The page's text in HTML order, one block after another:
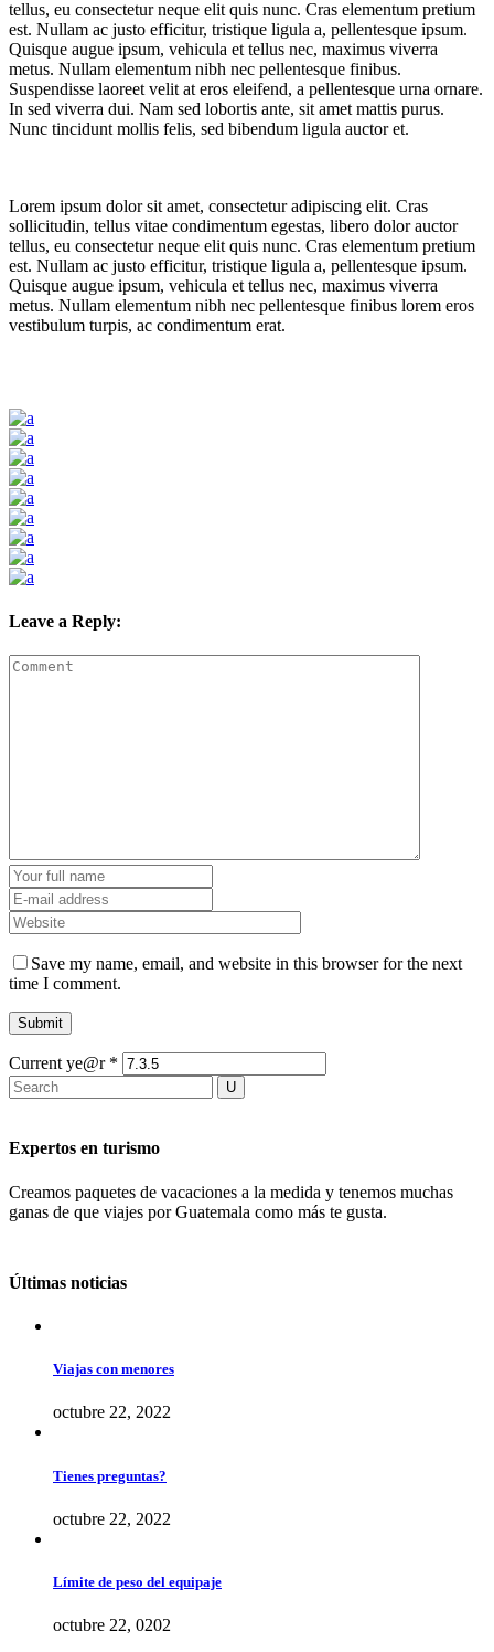
tellus, eu consectetur neque elit quis nunc. Cras elementum pretium
est. Nullam ac justo efficitur, tristique ligula a, pellentesque ipsum.
Quisque augue ipsum, vehicula et tellus nec, maximus viverra
metus. Nullam elementum nibh nec pellentesque finibus.
Suspendisse laoreet velit at eros eleifend, a pellentesque urna ornare.
In sed viverra dui. Nam sed lobortis ante, sit amet mattis purus.
Nunc tincidunt mollis felis, sed bibendum ligula auctor et.
Lorem ipsum dolor sit amet, consectetur adipiscing elit. Cras
sollicitudin, tellus vitae condimentum egestas, libero dolor auctor
tellus, eu consectetur neque elit quis nunc. Cras elementum pretium
est. Nullam ac justo efficitur, tristique ligula a, pellentesque ipsum.
Quisque augue ipsum, vehicula et tellus nec, maximus viverra
metus. Nullam elementum nibh nec pellentesque finibus lorem eros
vestibulum turpis, ac condimentum erat.
Leave a Reply:
Save my name, email, and website in this browser for the next
time I comment.
Current ye@r *
Expertos en turismo
Creamos paquetes de vacaciones a la medida y tenemos muchas
ganas de que viajes por Guatemala como más te gusta.
Últimas noticias
Viajas con menores
octubre 22, 2022
Tienes preguntas?
octubre 22, 2022
Límite de peso del equipaje
octubre 22, 0202